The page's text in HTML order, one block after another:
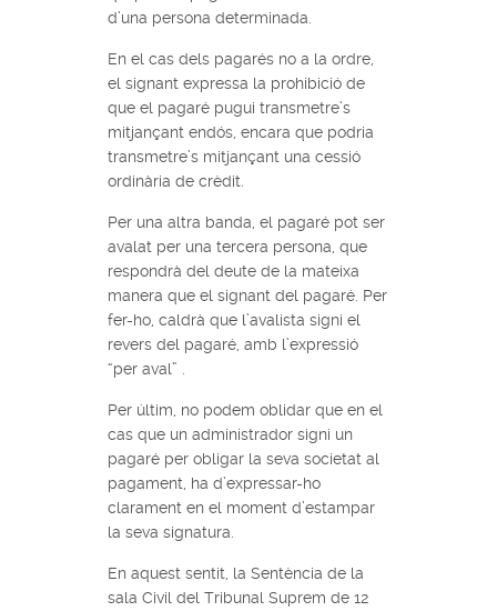
d’una persona determinada.
En el cas dels pagarés no a la ordre,
el signant expressa la prohibició de
que el pagaré pugui transmetre’s
mitjançant endós, encara que podria
transmetre’s mitjançant una cessió
ordinària de crèdit.
Per una altra banda, el pagaré pot ser
avalat per una tercera persona, que
respondrà del deute de la mateixa
manera que el signant del pagaré. Per
fer-ho, caldrà que l’avalista signi el
revers del pagaré, amb l’expressió
“per aval” .
Per últim, no podem oblidar que en el
cas que un administrador signi un
pagaré per obligar la seva societat al
pagament, ha d’expressar-ho
clarament en el moment d’estampar
la seva signatura.
En aquest sentit, la Sentència de la
sala Civil del Tribunal Suprem de 12